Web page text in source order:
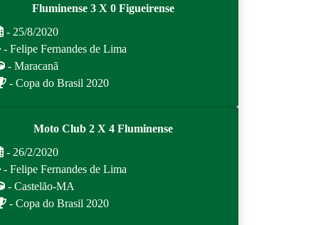
Fluminense 3 X 0 Figueirense
- 25/8/2020
- Felipe Fernandes de Lima
- Maracanã
- Copa do Brasil 2020
Moto Club 2 X 4 Fluminense
- 26/2/2020
- Felipe Fernandes de Lima
- Castelão-MA
- Copa do Brasil 2020